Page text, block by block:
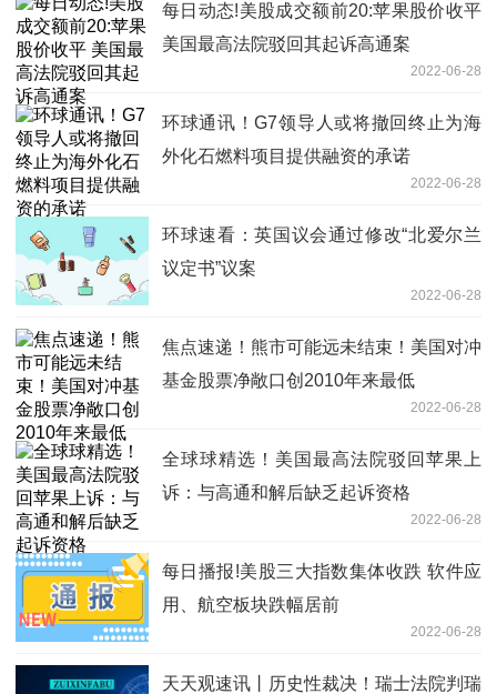
每日动态!美股成交额前20:苹果股价收平
美国最高法院驳回其起诉高通案
2022-06-28
环球通讯！G7领导人或将撤回终止为海
外化石燃料项目提供融资的承诺
2022-06-28
环球速看：英国议会通过修改“北爱尔兰
议定书”议案
2022-06-28
焦点速递！熊市可能远未结束！美国对冲
基金股票净敞口创2010年来最低
2022-06-28
全球球精选！美国最高法院驳回苹果上
诉：与高通和解后缺乏起诉资格
2022-06-28
每日播报!美股三大指数集体收跌 软件应
用、航空板块跌幅居前
2022-06-28
天天观速讯丨历史性裁决！瑞士法院判瑞